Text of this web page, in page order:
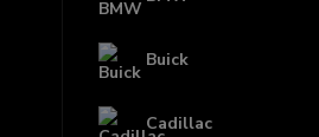
Buick
Cadillac